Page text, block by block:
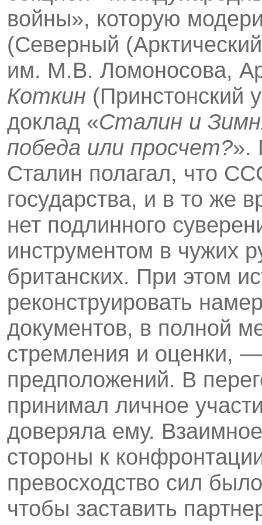
войны», которую
(Северный
им. М.В. Ломоносова,
Коткин (Принстонский
доклад «Сталин и
победа или просчет?».
Сталин полагал, что
государства, и в то же
нет подлинного
инструментом в чужих
британских. При этом
реконструировать
документов, в полной
стремления и оценки,
предположений. В
принимал личное
доверяла ему.
стороны к
превосходство сил
чтобы заставить